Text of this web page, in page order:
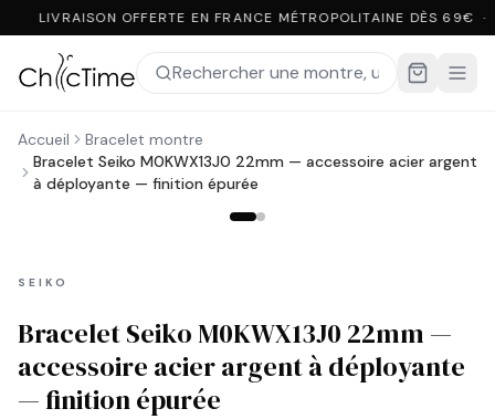
LIVRAISON OFFERTE EN FRANCE MÉTROPOLITAINE DÈS 69€
Accueil
Bracelet montre
Bracelet Seiko M0KWX13J0 22mm — accessoire acier argent
à déployante — finition épurée
SEIKO
Bracelet Seiko M0KWX13J0 22mm —
accessoire acier argent à déployante
— finition épurée